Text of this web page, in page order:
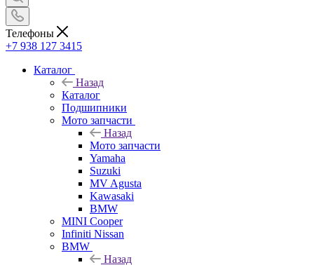
Телефоны
+7 938 127 3415
Каталог
Назад
Каталог
Подшипники
Мото запчасти
Назад
Мото запчасти
Yamaha
Suzuki
MV Agusta
Kawasaki
BMW
MINI Cooper
Infiniti Nissan
BMW
Назад